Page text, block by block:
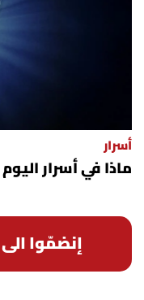
أسرار
ماذا في أسرار اليوم الجمعة
إنضمّوا